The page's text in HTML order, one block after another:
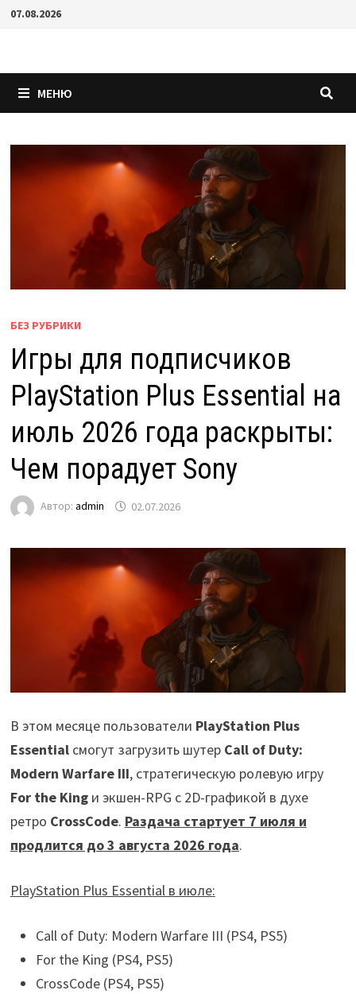
Перейти
07.08.2026
МЕНЮ
БЕЗ РУБРИКИ
Игры для подписчиков
PlayStation Plus Essential на
июль 2026 года раскрыты:
Чем порадует Sony
Автор: admin 02.07.2026
В этом месяце пользователи PlayStation Plus
Essentialсмогут загрузить шутер Call of Duty:
Modern Warfare III, стратегическую ролевую игру
For the King и экшен-RPG с 2D-графикой в духе
ретро CrossCode. Раздача стартует 7 июля и
продлится до 3 августа 2026 года.
PlayStation Plus Essential в июле:
Call of Duty: Modern Warfare III (PS4, PS5)
For the King (PS4, PS5)
CrossCode (PS4, PS5)